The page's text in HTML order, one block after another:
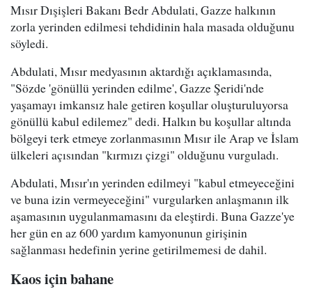
Mısır Dışişleri Bakanı Bedr Abdulati, Gazze halkının
zorla yerinden edilmesi tehdidinin hala masada olduğunu
söyledi.
Abdulati, Mısır medyasının aktardığı açıklamasında,
"Sözde 'gönüllü yerinden edilme', Gazze Şeridi'nde
yaşamayı imkansız hale getiren koşullar oluşturuluyorsa
gönüllü kabul edilemez" dedi. Halkın bu koşullar altında
bölgeyi terk etmeye zorlanmasının Mısır ile Arap ve İslam
ülkeleri açısından "kırmızı çizgi" olduğunu vurguladı.
Abdulati, Mısır'ın yerinden edilmeyi "kabul etmeyeceğini
ve buna izin vermeyeceğini" vurgularken anlaşmanın ilk
aşamasının uygulanmamasını da eleştirdi. Buna Gazze'ye
her gün en az 600 yardım kamyonunun girişinin
sağlanması hedefinin yerine getirilmemesi de dahil.
Kaos için bahane